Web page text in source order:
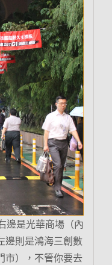
邊是光華商場（內
邊則是鴻海三創數
市），不管你要去